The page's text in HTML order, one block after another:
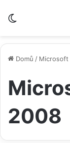
Domů /
2008